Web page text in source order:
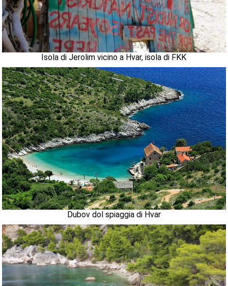
Incontra Croazia
musei
Isola di Jerolim vicino a Hvar, isola di FKK
Dubov dol spiaggia di Hvar